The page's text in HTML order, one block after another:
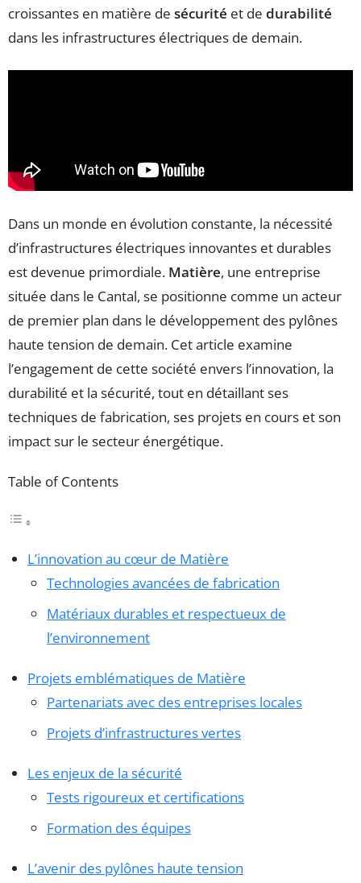
croissantes en matière de sécurité et de durabilité
dans les infrastructures électriques de demain.
Dans un monde en évolution constante, la nécessité
d’infrastructures électriques innovantes et durables
est devenue primordiale. Matière, une entreprise
située dans le Cantal, se positionne comme un acteur
de premier plan dans le développement des pylônes
haute tension de demain. Cet article examine
l’engagement de cette société envers l’innovation, la
durabilité et la sécurité, tout en détaillant ses
techniques de fabrication, ses projets en cours et son
impact sur le secteur énergétique.
Table of Contents
L’innovation au cœur de Matière
Technologies avancées de fabrication
Matériaux durables et respectueux de
l’environnement
Projets emblématiques de Matière
Partenariats avec des entreprises locales
Projets d’infrastructures vertes
Les enjeux de la sécurité
Tests rigoureux et certifications
Formation des équipes
L’avenir des pylônes haute tension